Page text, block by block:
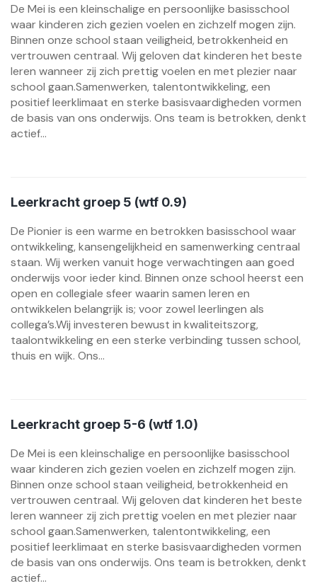
De Mei is een kleinschalige en persoonlijke basisschool
waar kinderen zich gezien voelen en zichzelf mogen zijn.
Binnen onze school staan veiligheid, betrokkenheid en
vertrouwen centraal. Wij geloven dat kinderen het beste
leren wanneer zij zich prettig voelen en met plezier naar
school gaan.Samenwerken, talentontwikkeling, een
positief leerklimaat en sterke basisvaardigheden vormen
de basis van ons onderwijs. Ons team is betrokken, denkt
actief...
Leerkracht groep 5 (wtf 0.9)
De Pionier is een warme en betrokken basisschool waar
ontwikkeling, kansengelijkheid en samenwerking centraal
staan. Wij werken vanuit hoge verwachtingen aan goed
onderwijs voor ieder kind. Binnen onze school heerst een
open en collegiale sfeer waarin samen leren en
ontwikkelen belangrijk is; voor zowel leerlingen als
collega’s.Wij investeren bewust in kwaliteitszorg,
taalontwikkeling en een sterke verbinding tussen school,
thuis en wijk. Ons...
Leerkracht groep 5-6 (wtf 1.0)
De Mei is een kleinschalige en persoonlijke basisschool
waar kinderen zich gezien voelen en zichzelf mogen zijn.
Binnen onze school staan veiligheid, betrokkenheid en
vertrouwen centraal. Wij geloven dat kinderen het beste
leren wanneer zij zich prettig voelen en met plezier naar
school gaan.Samenwerken, talentontwikkeling, een
positief leerklimaat en sterke basisvaardigheden vormen
de basis van ons onderwijs. Ons team is betrokken, denkt
actief...